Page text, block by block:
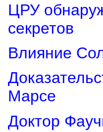
ЦРУ
секретов
Влияние
Марсе
Доктор